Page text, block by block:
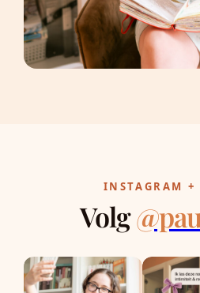
INSTAGRAM +
Volg